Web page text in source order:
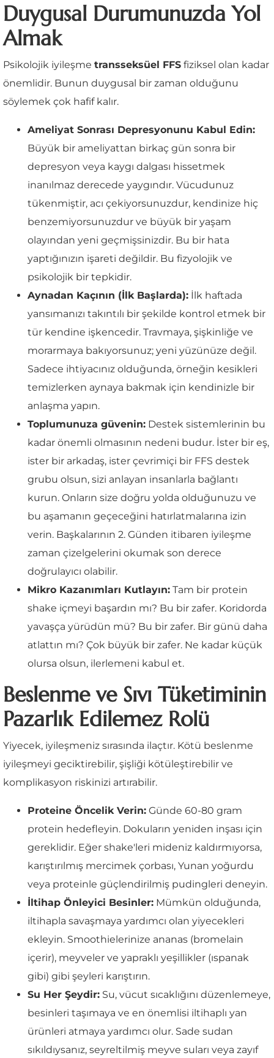
Duygusal Durumunuzda Yol
Almak
Psikolojik iyileşme transseksüel FFS fiziksel olan kadar
önemlidir. Bunun duygusal bir zaman olduğunu
söylemek çok hafif kalır.
Ameliyat Sonrası Depresyonunu Kabul Edin:
Büyük bir ameliyattan birkaç gün sonra bir
depresyon veya kaygı dalgası hissetmek
inanılmaz derecede yaygındır. Vücudunuz
tükenmiştir, acı çekiyorsunuzdur, kendinize hiç
benzemiyorsunuzdur ve büyük bir yaşam
olayından yeni geçmişsinizdir. Bu bir hata
yaptığınızın işareti değildir. Bu fizyolojik ve
psikolojik bir tepkidir.
Aynadan Kaçının (İlk Başlarda): İlk haftada
yansımanızı takıntılı bir şekilde kontrol etmek bir
tür kendine işkencedir. Travmaya, şişkinliğe ve
morarmaya bakıyorsunuz; yeni yüzünüze değil.
Sadece ihtiyacınız olduğunda, örneğin kesikleri
temizlerken aynaya bakmak için kendinizle bir
anlaşma yapın.
Toplumunuza güvenin: Destek sistemlerinin bu
kadar önemli olmasının nedeni budur. İster bir eş,
ister bir arkadaş, ister çevrimiçi bir FFS destek
grubu olsun, sizi anlayan insanlarla bağlantı
kurun. Onların size doğru yolda olduğunuzu ve
bu aşamanın geçeceğini hatırlatmalarına izin
verin. Başkalarının 2. Günden itibaren iyileşme
zaman çizelgelerini okumak son derece
doğrulayıcı olabilir.
Mikro Kazanımları Kutlayın: Tam bir protein
shake içmeyi başardın mı? Bu bir zafer. Koridorda
yavaşça yürüdün mü? Bu bir zafer. Bir günü daha
atlattın mı? Çok büyük bir zafer. Ne kadar küçük
olursa olsun, ilerlemeni kabul et.
Beslenme ve Sıvı Tüketiminin
Pazarlık Edilemez Rolü
Yiyecek, iyileşmeniz sırasında ilaçtır. Kötü beslenme
iyileşmeyi geciktirebilir, şişliği kötüleştirebilir ve
komplikasyon riskinizi artırabilir.
Proteine Öncelik Verin: Günde 60-80 gram
protein hedefleyin. Dokuların yeniden inşası için
gereklidir. Eğer shake'leri mideniz kaldırmıyorsa,
karıştırılmış mercimek çorbası, Yunan yoğurdu
veya proteinle güçlendirilmiş pudingleri deneyin.
İltihap Önleyici Besinler: Mümkün olduğunda,
iltihapla savaşmaya yardımcı olan yiyecekleri
ekleyin. Smoothielerinize ananas (bromelain
içerir), meyveler ve yapraklı yeşillikler (ıspanak
gibi) gibi şeyleri karıştırın.
Su Her Şeydir: Su, vücut sıcaklığını düzenlemeye,
besinleri taşımaya ve en önemlisi iltihaplı yan
ürünleri atmaya yardımcı olur. Sade sudan
sıkıldıysanız, seyreltilmiş meyve suları veya zayıf